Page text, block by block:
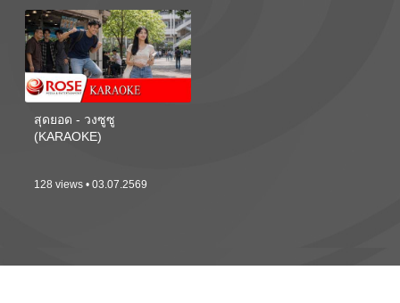
สุดยอด - วงซูซู
(KARAOKE)
128 views • 03.07.2569